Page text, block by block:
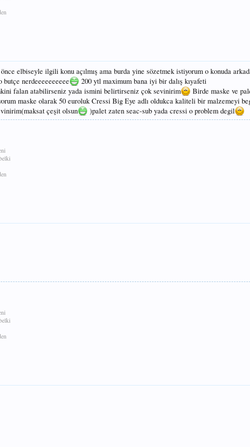
elbiseyle ilgili konu açılmış ama burda yine sözetmek istiyorum o konuda
butçe nerdeeeeeeeeee
200 ytl maximum bana iyi bir dalış kıyafeti
falan atabilirseniz yada ismini belirtirseniz çok sevinirim
Birde maske ve
maske olarak 50 euroluk Cressi Big Eye adlı oldukca kaliteli bir malzemeyi
çeşit olsun
)palet zaten seac-sub yada cressi o problem degil